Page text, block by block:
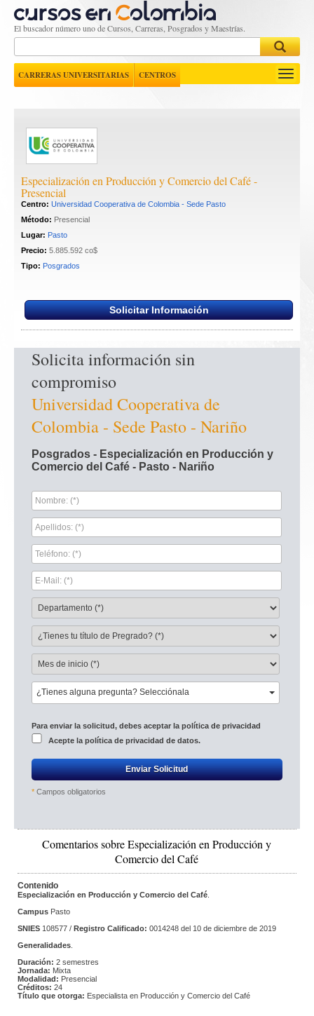
El buscador número uno de Cursos, Carreras, Posgrados y Maestrías.
Toggle
CARRERAS UNIVERSITARIAS CENTROS
Especialización en Producción y Comercio del Café -
Presencial
Centro: Universidad Cooperativa de Colombia - Sede Pasto
Método: Presencial
Lugar: Pasto
Precio: 5.885.592 co$
Tipo: Posgrados
Solicitar Información
Solicita información sin
compromiso
Universidad Cooperativa de
Colombia - Sede Pasto - Nariño
Posgrados - Especialización en Producción y
Comercio del Café - Pasto - Nariño
¿Tienes alguna pregunta? Selecciónala
Para enviar la solicitud, debes aceptar la política de privacidad
Acepte la política de privacidad de datos.
Enviar Solicitud
*Campos obligatorios
Comentarios sobre Especialización en Producción y
Comercio del Café
Contenido
Especialización en Producción y Comercio del Café
Campus Pasto
SNIES 108577 / Registro Calificado: 0014248 del 10 de diciembre de 2019
Generalidades
Duración: 2 semestres
Jornada: Mixta
Modalidad: Presencial
Créditos: 24
Título que otorga: Especialista en Producción y Comercio del Café